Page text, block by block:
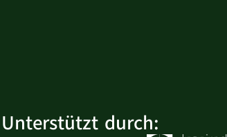
Unterstützt durch: